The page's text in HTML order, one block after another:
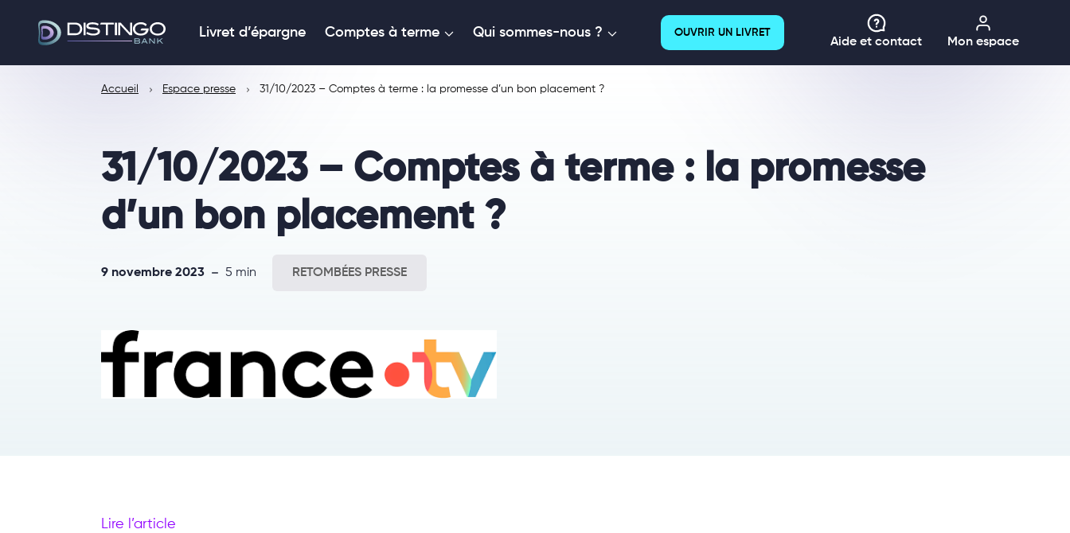
Livret d’épargne Comptes à terme Qui sommes-nous ?
Aide et contact Mon espace
OUVRIR UN LIVRET
Accueil Espace presse 31/10/2023 – Comptes à terme : la promesse d’un bon placement ?
31/10/2023 – Comptes à terme : la promesse
d’un bon placement ?
9 novembre 2023 5 min RETOMBÉES PRESSE
Lire l’article